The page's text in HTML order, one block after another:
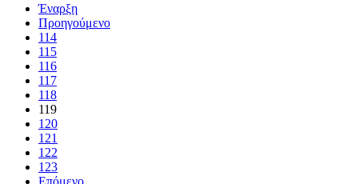
Έναρξη
Προηγούμενο
114
115
116
117
118
119
120
121
122
123
Επόμενο